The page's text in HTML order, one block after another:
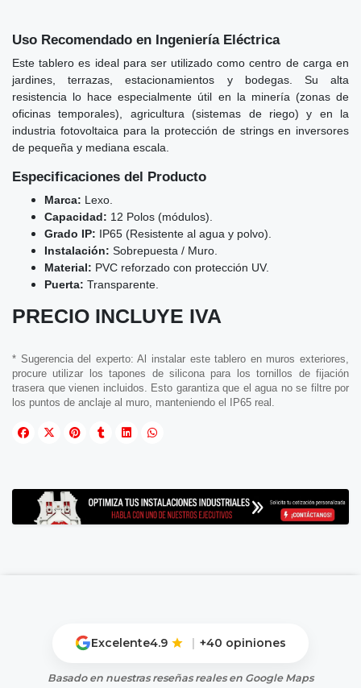
Uso Recomendado en Ingeniería Eléctrica
Este tablero es ideal para ser utilizado como centro de carga en
jardines, terrazas, estacionamientos y bodegas. Su alta
resistencia lo hace especialmente útil en la minería (zonas de
oficinas temporales), agricultura (sistemas de riego) y en la
industria fotovoltaica para la protección de strings en inversores
de pequeña y mediana escala.
Especificaciones del Producto
Marca: Lexo.
Capacidad: 12 Polos (módulos).
Grado IP: IP65 (Resistente al agua y polvo).
Instalación: Sobrepuesta / Muro.
Material: PVC reforzado con protección UV.
Puerta: Transparente.
PRECIO INCLUYE IVA
* Sugerencia del experto: Al instalar este tablero en muros exteriores,
procure utilizar los tapones de silicona para los tornillos de fijación
trasera que vienen incluidos. Esto garantiza que el agua no se filtre por
los puntos de anclaje al muro, manteniendo el IP65 real.
Excelente4.9 | +40 opiniones
Basado en nuestras reseñas reales en Google Maps